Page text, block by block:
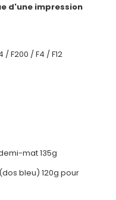
d'une impression
/F200 /F4 /F12
mat 135g
bleu) 120g pour